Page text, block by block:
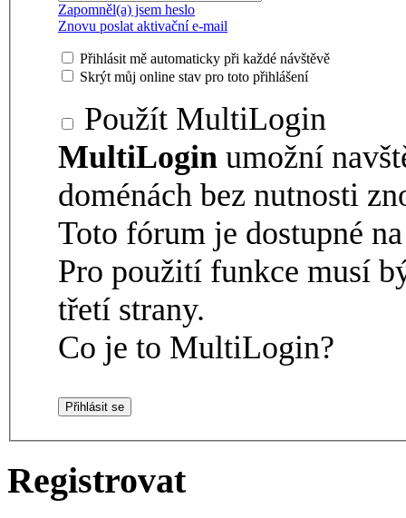
Zapomněl(a) jsem heslo
Znovu poslat aktivační e-mail
Přihlásit mě automaticky při každé návštěvě
Skrýt můj online stav pro toto přihlášení
Použít MultiLogin
MultiLogin umožní
doménách bez nutnosti
Toto fórum je dostupné
Pro použití funkce musí
třetí strany.
Co je to MultiLogin?
Registrovat